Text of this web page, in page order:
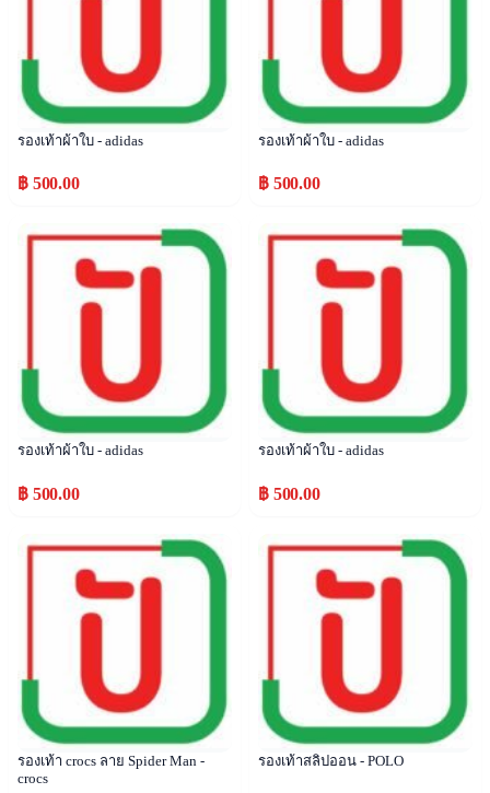
รองเท้าผ้าใบ - adidas
฿ 500.00
รองเท้าผ้าใบ - adidas
฿ 500.00
Popular
รองเท้าผ้าใบ - adidas
฿ 500.00
Popular
รองเท้าผ้าใบ - adidas
฿ 500.00
Popular
รองเท้า crocs ลาย Spider Man -
crocs
Popular
รองเท้าสลิปออน - POLO